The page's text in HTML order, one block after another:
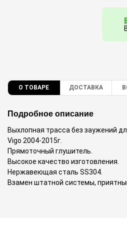
О ТОВАРЕ ДОСТАВКА
Подробное описание
Выхлопная трасса без заужений
Vigo 2004-2015г.
Прямоточный глушитель.
Высокое качество изготовления.
Нержавеющая сталь SS304.
Взамен штатной системы,